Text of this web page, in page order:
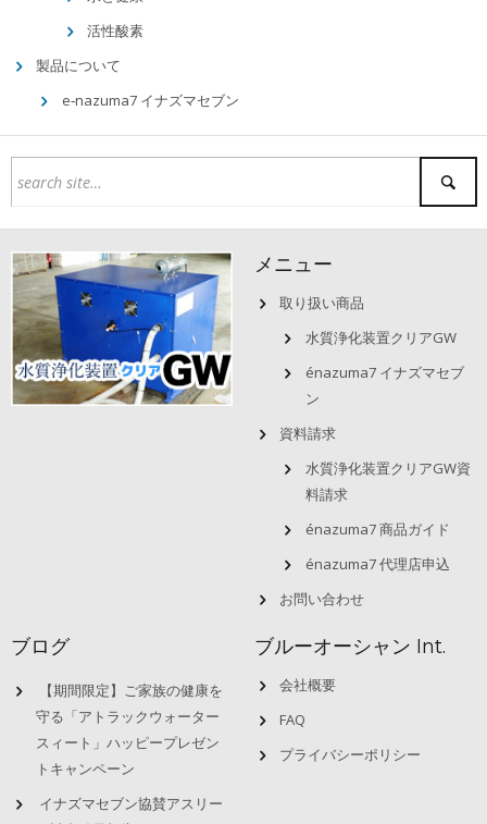
活性酸素
製品について
e‐nazuma7 イナズマセブン
メニュー
取り扱い商品
水質浄化装置クリアGW
énazuma7 イナズマセブ
ン
資料請求
水質浄化装置クリアGW資
料請求
énazuma7 商品ガイド
énazuma7 代理店申込
お問い合わせ
ブログ
【期間限定】ご家族の健康を
守る「アトラックウォーター
スィート」ハッピープレゼン
トキャンペーン
イナズマセブン協賛アスリー
ブルーオーシャン Int.
会社概要
FAQ
プライバシーポリシー